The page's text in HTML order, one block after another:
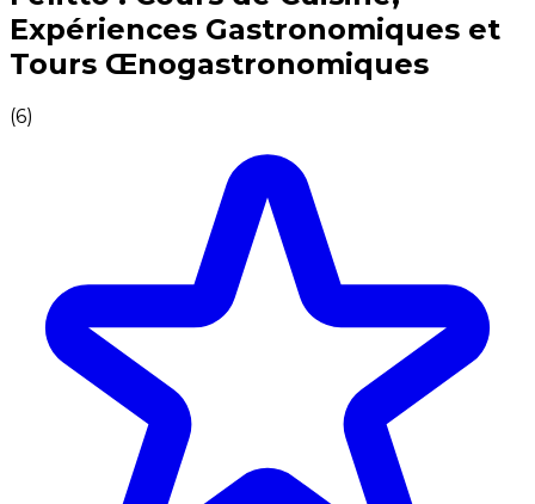
Expériences Gastronomiques et
Tours Œnogastronomiques
(6)